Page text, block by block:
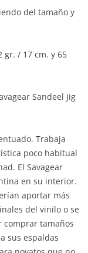
del tamaño y
gr. / 17 cm. y 65
Sandeel Jig
Trabaja
poco habitual
El Savagear
en su interior.
aportar más
del vinilo o se
comprar tamaños
sus espaldas